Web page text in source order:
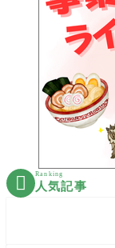
 Ranking
人気記事